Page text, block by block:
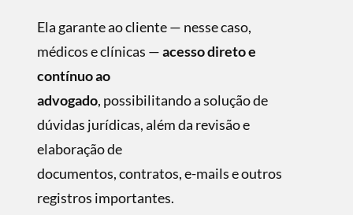
Ela garante ao cliente — nesse caso,
médicos e clínicas —acesso direto e
contínuo ao
advogado, possibilitando a solução de
dúvidas jurídicas, além da revisão e
elaboração de
documentos, contratos, e-mails e outros
registros importantes.